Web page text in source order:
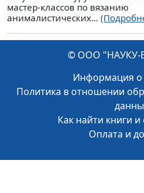
мастер-классов по вязанию
анималистических...
© ООО "НАУКУ-
Информация о
Политика в отношении
Как найти книги и
Оплата и